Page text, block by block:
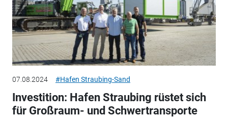
07.08.2024 #Hafen Straubing-Sand
Investition: Hafen Straubing rüstet sich
für Großraum- und Schwertransporte